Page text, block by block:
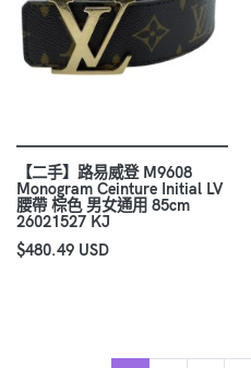
【二手】路易威登 M9608
Monogram Ceinture Initial LV
腰帶 棕色 男女通用 85cm
26021527 KJ
$480.49 USD